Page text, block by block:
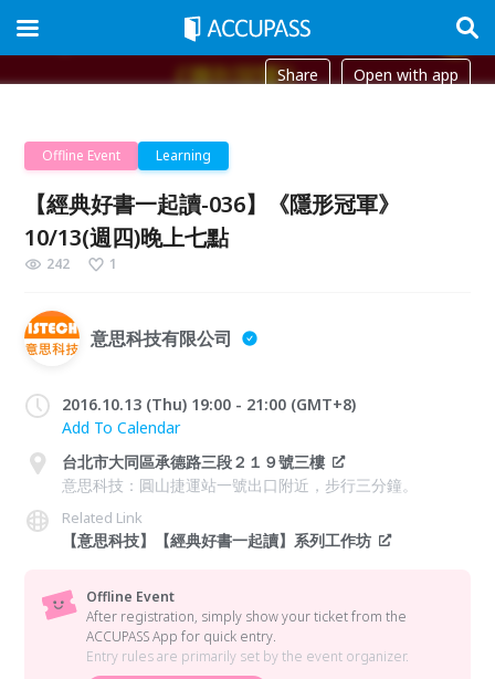
Share Open with app
Offline Event Learning
【經典好書一起讀-036】《隱形冠軍》
10/13(週四)晚上七點
242 1
意思科技有限公司
2016.10.13 (Thu) 19:00 - 21:00 (GMT+8)
Add To Calendar
台北市大同區承德路三段２１９號三樓
意思科技：圓山捷運站一號出口附近，步行三分鐘。
Related Link
【意思科技】【經典好書一起讀】系列工作坊
Offline Event
After registration, simply show your ticket from the
ACCUPASS App for quick entry.
Entry rules are primarily set by the event organizer.